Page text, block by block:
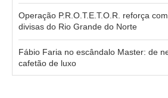
Operação P.R.O.T.E.T.O.R. reforça
divisas do Rio Grande do Norte
Fábio Faria no escândalo Master: de
cafetão de luxo